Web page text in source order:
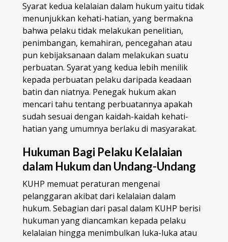
Syarat kedua kelalaian dalam hukum yaitu tidak
menunjukkan kehati-hatian, yang bermakna
bahwa pelaku tidak melakukan penelitian,
penimbangan, kemahiran, pencegahan atau
pun kebijaksanaan dalam melakukan suatu
perbuatan. Syarat yang kedua lebih menilik
kepada perbuatan pelaku daripada keadaan
batin dan niatnya. Penegak hukum akan
mencari tahu tentang perbuatannya apakah
sudah sesuai dengan kaidah-kaidah kehati-
hatian yang umumnya berlaku di masyarakat.
Hukuman Bagi Pelaku Kelalaian
dalam Hukum dan Undang-Undang
KUHP memuat peraturan mengenai
pelanggaran akibat dari kelalaian dalam
hukum. Sebagian dari pasal dalam KUHP berisi
hukuman yang diancamkan kepada pelaku
kelalaian hingga menimbulkan luka-luka atau